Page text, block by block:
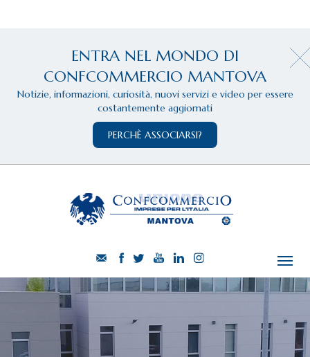
ENTRA NEL MONDO DI
CONFCOMMERCIO MANTOVA
Notizie, informazioni, curiosità, nuovi servizi e video per essere
costantemente aggiornati
PERCHÈ ASSOCIARSI?
CHI SIAMO
SERVIZI